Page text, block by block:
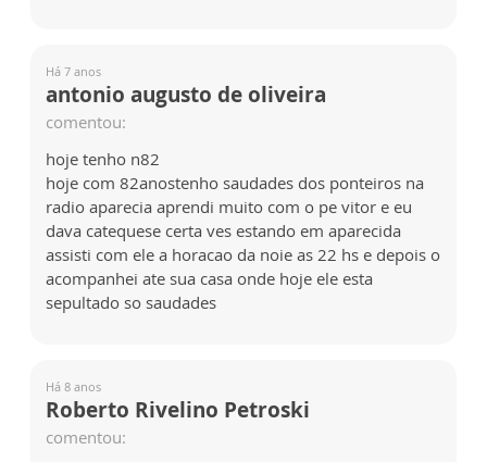
Há 7 anos
antonio augusto de oliveira
comentou:
hoje tenho n82
hoje com 82anostenho saudades dos ponteiros na
radio aparecia aprendi muito com o pe vitor e eu
dava catequese certa ves estando em aparecida
assisti com ele a horacao da noie as 22 hs e depois o
acompanhei ate sua casa onde hoje ele esta
sepultado so saudades
Há 8 anos
Roberto Rivelino Petroski
comentou: